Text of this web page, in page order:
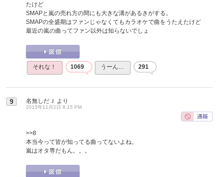
たけど
SMAPと嵐の売れ方の間にも大きな溝があるきがする。
SMAPの全盛期はファンじゃなくてもカラオケで曲をうたえたけど
最近の嵐の曲ってファン以外は知らないでしょ
それな！ 1069 うーん… 291
9 名無しだＪ より
2015年11月2日 8:15 PM
>>8
本当今って皆が知ってる曲ってないよね。
嵐はオタ専だもん。。。